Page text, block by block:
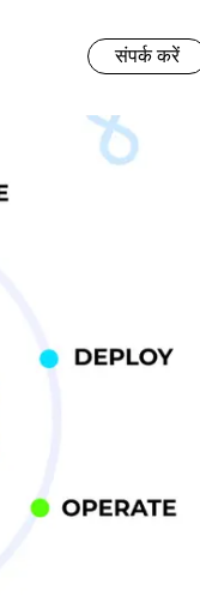
संपर्क करें